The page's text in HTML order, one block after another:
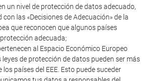
un nivel de protección de datos adecuado,
las «Decisiones de Adecuación» de la
que reconocen que algunos países
adecuada;
al Espacio Económico Europeo
leyes de protección de datos pueden ser más
los países del EEE. Esto puede suceder